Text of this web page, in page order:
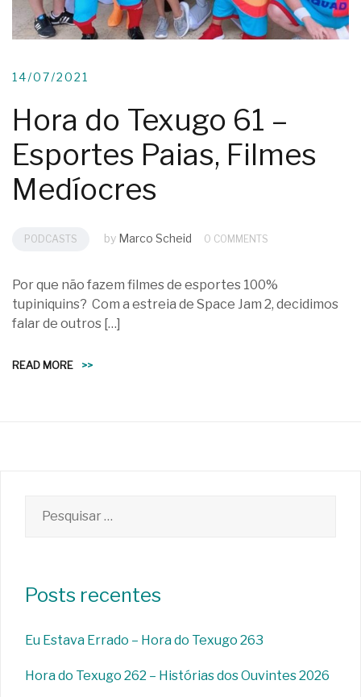
14/07/2021
Hora do Texugo 61 –
Esportes Paias, Filmes
Medíocres
PODCASTS by Marco Scheid 0 COMMENTS
Por que não fazem filmes de esportes 100%
tupiniquins? Com a estreia de Space Jam 2, decidimos
falar de outros […]
READ MORE >>
por:
Posts recentes
Eu Estava Errado – Hora do Texugo 263
Hora do Texugo 262 – Histórias dos Ouvintes 2026